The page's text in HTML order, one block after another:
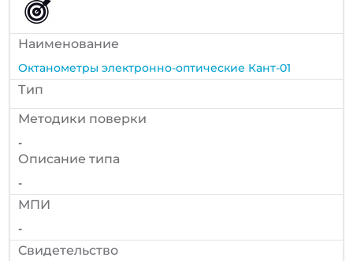
Наименование
Октанометры электронно-оптические Кант-01
Тип
Методики поверки
-
Описание типа
-
МПИ
-
Cвидетельство